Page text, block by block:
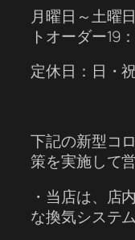
月曜日～土曜
トオーダー19
定休日：日・
下記の新型コ
策を実施して
・当店は、店
な換気システ